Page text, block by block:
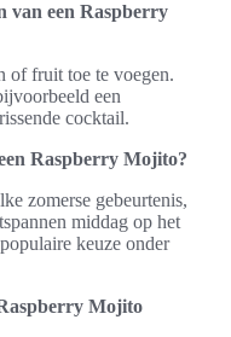
van een Raspberry
of fruit toe te voegen.
een
cocktail.
Raspberry Mojito?
zomerse gebeurtenis,
middag op het
keuze onder
Mojito